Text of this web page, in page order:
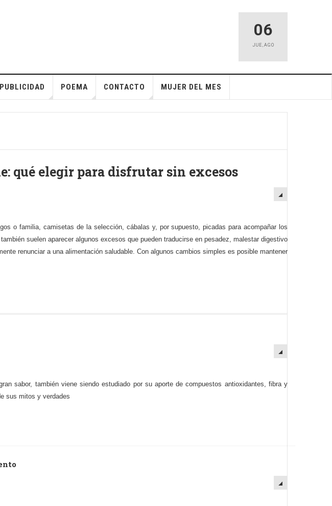
06
JUE , AGO
PUBLICIDAD POEMA CONTACTO MUJER DEL MES
qué elegir para disfrutar sin excesos
o familia, camisetas de la selección, cábalas y, por supuesto, picadas para acompañar los
suelen aparecer algunos excesos que pueden traducirse en pesadez, malestar digestivo
renunciar a una alimentación saludable. Con algunos cambios simples es posible mantener
sabor, también viene siendo estudiado por su aporte de compuestos antioxidantes, fibra y
sus mitos y verdades